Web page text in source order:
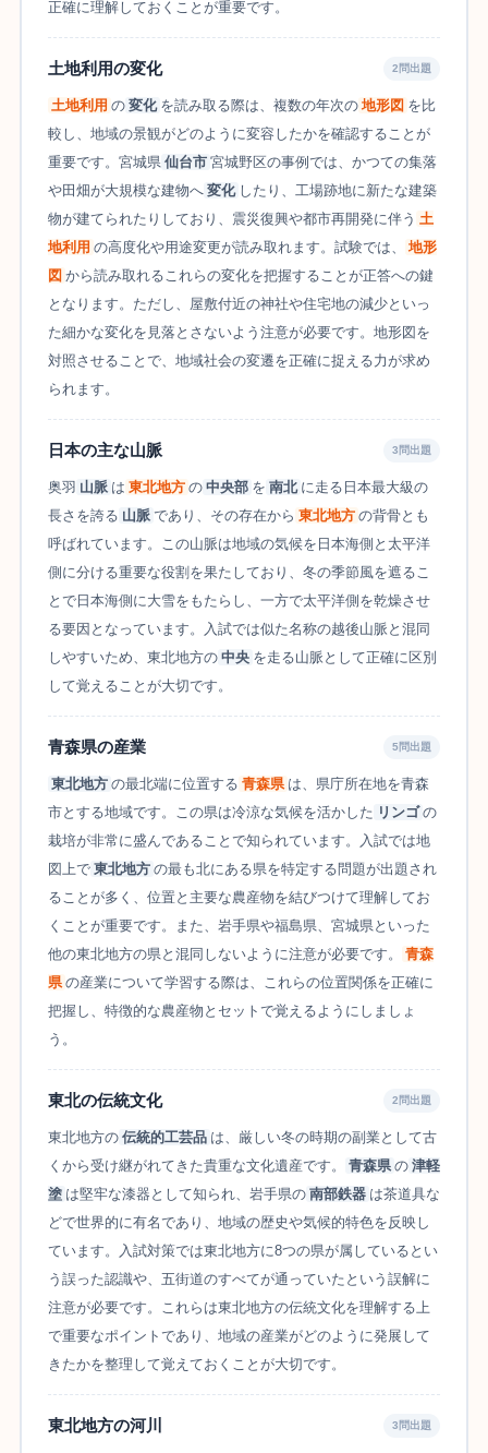
正確に理解しておくことが重要です。
土地利用の変化 2問出題
土地利用 の 変化 を読み取る際は、複数の年次の 地形図 を比
較し、地域の景観がどのように変容したかを確認することが
重要です。宮城県 仙台市 宮城野区の事例では、かつての集落
や田畑が大規模な建物へ 変化 したり、工場跡地に新たな建築
物が建てられたりしており、震災復興や都市再開発に伴う 土
地利用 の高度化や用途変更が読み取れます。試験では、
地形
図 から読み取れるこれらの変化を把握することが正答への鍵
となります。ただし、屋敷付近の神社や住宅地の減少といっ
た細かな変化を見落とさないよう注意が必要です。地形図を
対照させることで、地域社会の変遷を正確に捉える力が求め
られます。
日本の主な山脈 3問出題
奥羽 山脈 は 東北地方 の 中央部 を 南北 に走る日本最大級の
長さを誇る 山脈 であり、その存在から 東北地方 の背骨とも
呼ばれています。この山脈は地域の気候を日本海側と太平洋
側に分ける重要な役割を果たしており、冬の季節風を遮るこ
とで日本海側に大雪をもたらし、一方で太平洋側を乾燥させ
る要因となっています。入試では似た名称の越後山脈と混同
しやすいため、東北地方の 中央 を走る山脈として正確に区別
して覚えることが大切です。
青森県の産業 5問出題
東北地方 の最北端に位置する 青森県 は、県庁所在地を青森
市とする地域です。この県は冷涼な気候を活かした リンゴ の
栽培が非常に盛んであることで知られています。入試では地
図上で 東北地方 の最も北にある県を特定する問題が出題され
ることが多く、位置と主要な農産物を結びつけて理解してお
くことが重要です。また、岩手県や福島県、宮城県といった
他の東北地方の県と混同しないように注意が必要です。
青森
県 の産業について学習する際は、これらの位置関係を正確に
把握し、特徴的な農産物とセットで覚えるようにしましょ
う。
東北の伝統文化 2問出題
東北地方の 伝統的工芸品 は、厳しい冬の時期の副業として古
くから受け継がれてきた貴重な文化遺産です。
青森県 の 津軽
塗 は堅牢な漆器として知られ、岩手県の 南部鉄器 は茶道具な
どで世界的に有名であり、地域の歴史や気候的特色を反映し
ています。入試対策では東北地方に8つの県が属しているとい
う誤った認識や、五街道のすべてが通っていたという誤解に
注意が必要です。これらは東北地方の伝統文化を理解する上
で重要なポイントであり、地域の産業がどのように発展して
きたかを整理して覚えておくことが大切です。
東北地方の河川 3問出題